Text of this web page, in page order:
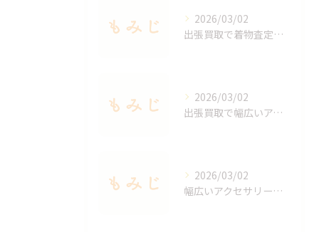
2026/03/02
出張買取で着物査定のポイントと価値を見極める方法
2026/03/02
出張買取で幅広いアクセサリーを適正査定する秘訣
2026/03/02
幅広いアクセサリーを出張買取で手軽に査定する方法